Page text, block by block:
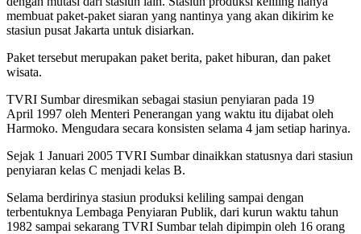
membuat paket-paket siaran yang nantinya yang akan dikirim ke
stasiun pusat Jakarta untuk disiarkan.
Paket tersebut merupakan paket berita, paket hiburan, dan paket
wisata.
TVRI Sumbar diresmikan sebagai stasiun penyiaran pada 19
April 1997 oleh Menteri Penerangan yang waktu itu dijabat oleh
Harmoko. Mengudara secara konsisten selama 4 jam setiap harinya.
Sejak 1 Januari 2005 TVRI Sumbar dinaikkan statusnya dari stasiun
penyiaran kelas C menjadi kelas B.
Selama berdirinya stasiun produksi keliling sampai dengan
terbentuknya Lembaga Penyiaran Publik, dari kurun waktu tahun
1982 sampai sekarang TVRI Sumbar telah dipimpin oleh 16 orang